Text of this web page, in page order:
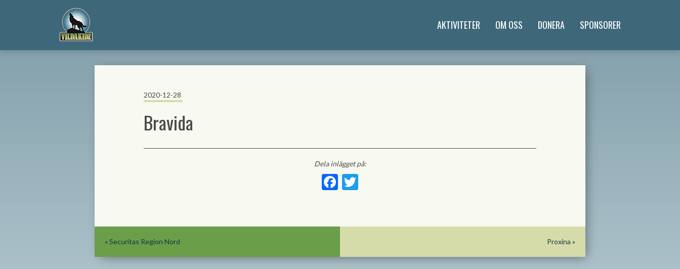
AKTIVITETER OM OSS DONERA SPONSORER
2020-12-28
Bravida
Dela inlägget på:
Facebook
Proxina »
« Securitas Region Nord